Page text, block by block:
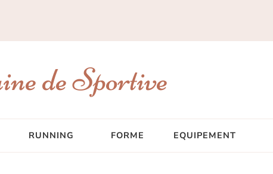
de Sportive
RUNNING FORME EQUIPEMENT